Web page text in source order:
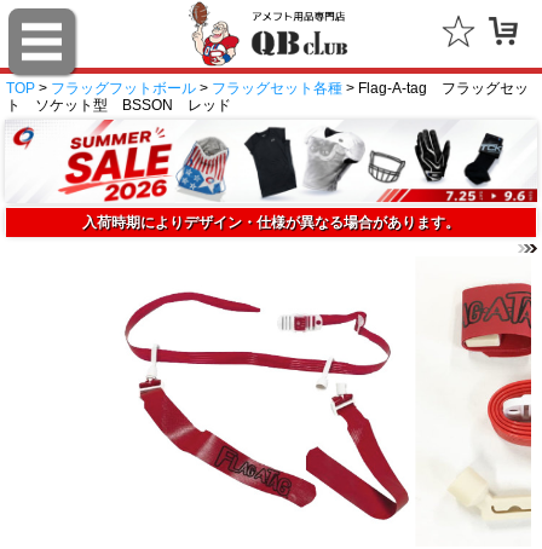
TOP > フラッグフットボール > フラッグセット各種 > Flag-A-tag フラッグセッ
ト ソケット型 BSSON レッド
入荷時期によりデザイン・仕様が異なる場合があります。